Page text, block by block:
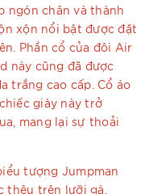
ngón chân và thành
xộn nổi bật được đặt
Phần cổ của đôi Air
này cũng đã được
trắng cao cấp. Cổ áo
giày này trở
mang lại sự thoải
tượng Jumpman
thêu trên lưỡi gà.